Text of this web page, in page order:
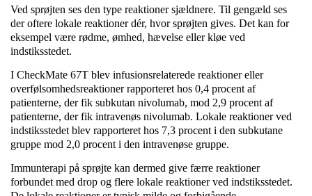
Ved sprøjten ses den type reaktioner sjældnere. Til gengæld ses
der oftere lokale reaktioner dér, hvor sprøjten gives. Det kan for
eksempel være rødme, ømhed, hævelse eller kløe ved
indstiksstedet.
I CheckMate 67T blev infusionsrelaterede reaktioner eller
overfølsomhedsreaktioner rapporteret hos 0,4 procent af
patienterne, der fik subkutan nivolumab, mod 2,9 procent af
patienterne, der fik intravenøs nivolumab. Lokale reaktioner ved
indstiksstedet blev rapporteret hos 7,3 procent i den subkutane
gruppe mod 2,0 procent i den intravenøse gruppe.
Immunterapi på sprøjte kan dermed give færre reaktioner
forbundet med drop og flere lokale reaktioner ved indstiksstedet.